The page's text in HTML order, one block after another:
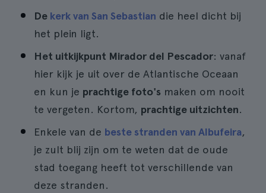
De kerk van San Sebastian die heel dicht bij
het plein ligt.
Het uitkijkpunt Mirador del Pescador: vanaf
hier kijk je uit over de Atlantische Oceaan
en kun je prachtige foto's maken om nooit
te vergeten. Kortom, prachtige uitzichten.
Enkele van de beste stranden van Albufeira,
je zult blij zijn om te weten dat de oude
stad toegang heeft tot verschillende van
deze stranden.